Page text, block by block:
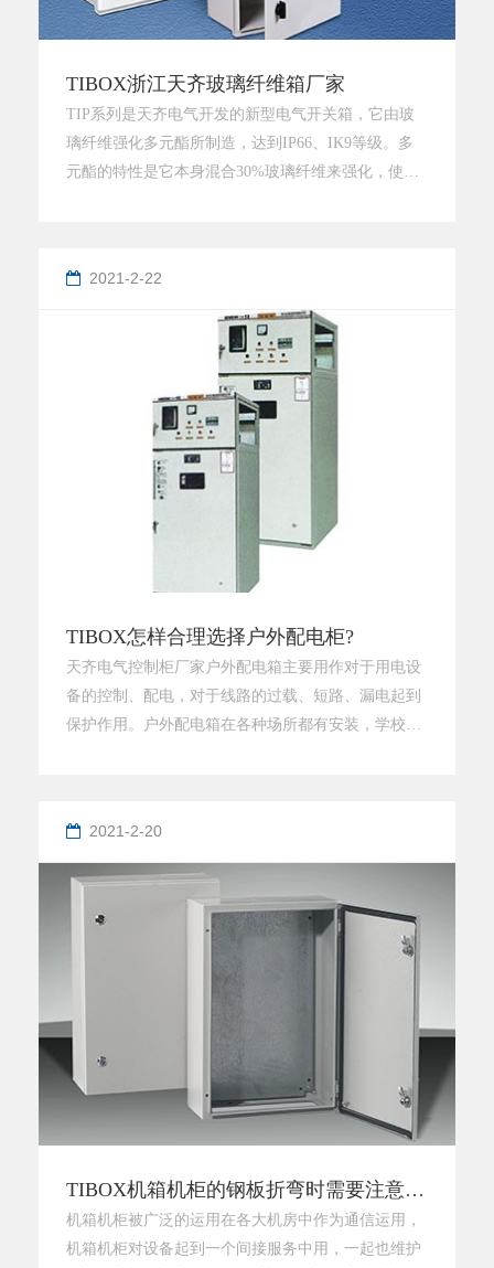
TIBOX浙江天齐玻璃纤维箱厂家
TIP系列是天齐电气开发的新型电气开关箱，它由玻
璃纤维强化多元酯所制造，达到IP66、IK9等级。多
元酯的特性是它本身混合30%玻璃纤维来强化，使它
场馆，配电设施的电路保护，广泛应用于各类控制
箱、柜，配电用仪表箱等中。浙江防水接线盒厂家-浙
2021-2-22
TIBOX怎样合理选择户外配电柜?
天齐电气控制柜厂家户外配电箱主要用作对于用电设
备的控制、配电，对于线路的过载、短路、漏电起到
保护作用。户外配电箱在各种场所都有安装，学校、
根据空开的数量以及是单开还是双开来计算出配电箱
的规格型号，一般来说，配电箱里面的位置应该留有
一定的空间，方便以后再增加电路。
2021-2-20
TIBOX机箱机柜的钢板折弯时需要注意哪些事项?
机箱机柜被广泛的运用在各大机房中作为通信运用，
机箱机柜对设备起到一个间接服务中用，一起也维护